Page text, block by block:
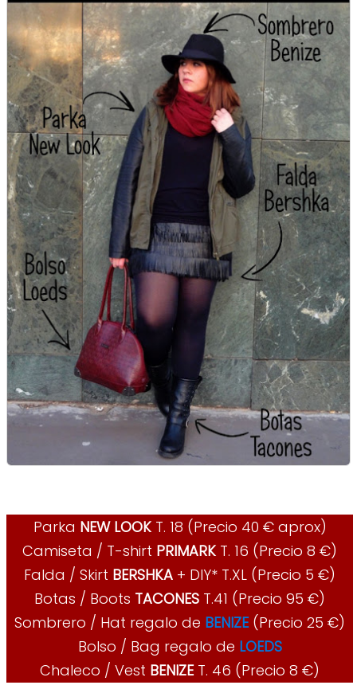
Parka NEW LOOK T. 18 (Precio 40 € aprox)
Camiseta / T-shirt PRIMARK T. 16 (Precio 8 €)
Falda / Skirt BERSHKA + DIY* T.XL (Precio 5 €)
Botas / Boots TACONES T.41 (Precio 95 €)
Sombrero / Hat regalo de BENIZE(Precio 25 €)
Bolso / Bag regalo de LOEDS
Chaleco / Vest BENIZET. 46 (Precio 8 €)